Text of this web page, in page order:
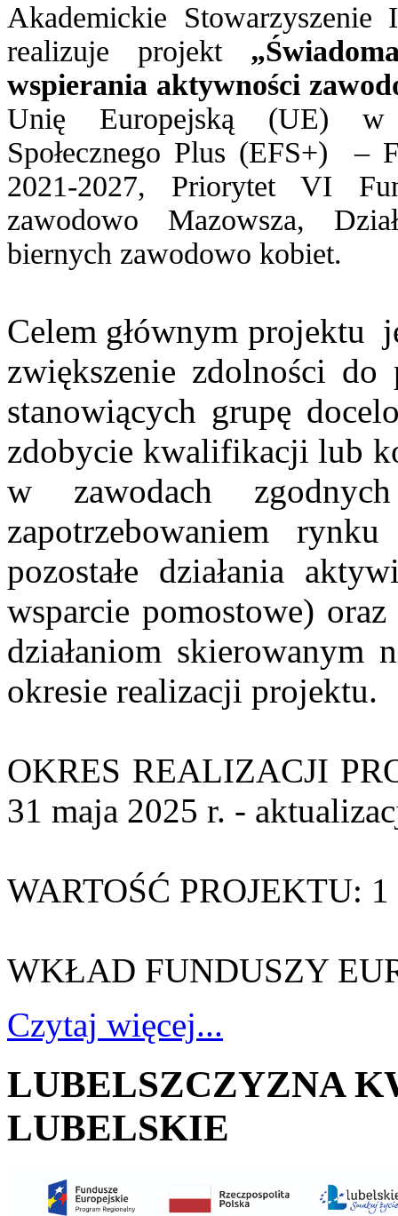
Akademickie Stowarzyszenie
realizuje projekt
wspierania aktywności
Unię Europejską (UE) w
Społecznego Plus (EFS+) –
2021-2027, Priorytet VI
zawodowo Mazowsza,
biernych zawodowo kobiet.
Celem głównym projektu
zwiększenie zdolności
stanowiących grupę
zdobycie kwalifikacji lub
w zawodach
zapotrzebowaniem
pozostałe działania
wsparcie pomostowe)
działaniom skierowanym
okresie realizacji projektu.
OKRES REALIZACJI
31 maja 2025 r. -
WARTOŚĆ PROJEKTU:
WKŁAD FUNDUSZY
Czytaj więcej...
LUBELSZCZYZNA
LUBELSKIE